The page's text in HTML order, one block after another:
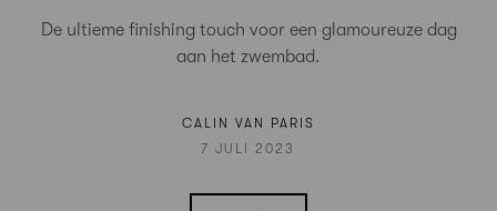
De ultieme finishing touch voor een glamoureuze dag
aan het zwembad.
CALIN VAN PARIS
7 JULI 2023